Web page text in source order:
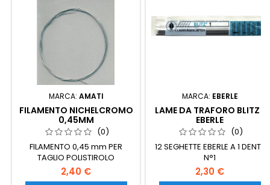
MARCA: AMATI
FILAMENTO NICHELCROMO
0,45MM
(0)
FILAMENTO 0,45 mm PER
TAGLIO POLISTIROLO
2,40 €
MARCA: EBERLE
LAME DA TRAFORO BLITZ 1
EBERLE
(0)
12 SEGHETTE EBERLE A 1 DENTE
N°1
2,30 €